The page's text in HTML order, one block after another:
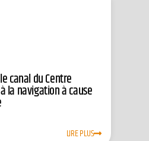
canal du Centre
la navigation à cause
LIRE PLUS